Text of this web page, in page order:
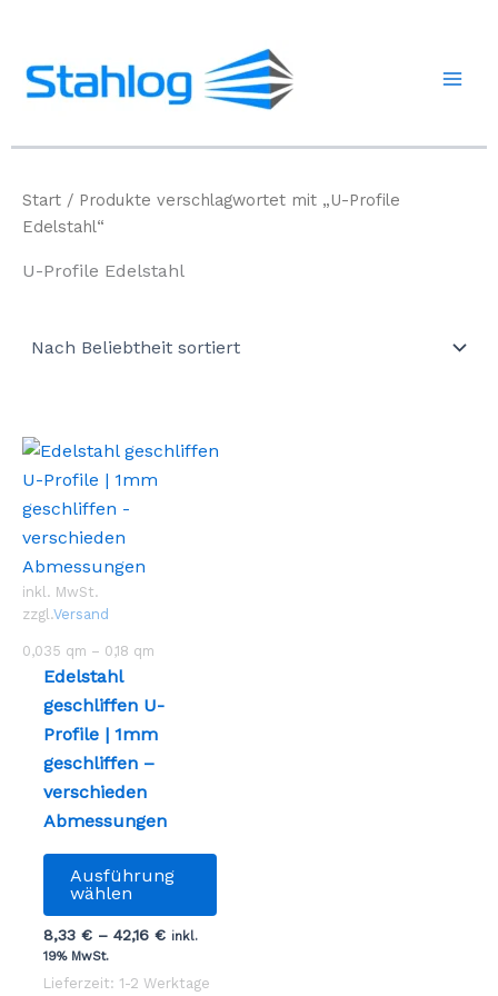
springen
Start / Produkte verschlagwortet mit „U-Profile
Edelstahl“
U-Profile Edelstahl
inkl. MwSt.
zzgl.Versand
0,035 qm – 0,18 qm
Edelstahl
geschliffen U-
Profile | 1mm
geschliffen –
verschieden
Abmessungen
Ausführung
wählen
Dieses
weist
8,33€ –42,16€ inkl.
19% MwSt.
Lieferzeit: 1-2 Werktage